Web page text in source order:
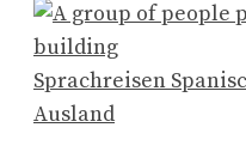
Sprachreisen
Ausland